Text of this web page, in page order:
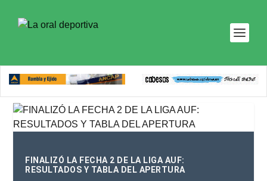
FINALIZÓ LA FECHA 2 DE LA LIGA AUF:
RESULTADOS Y TABLA DEL APERTURA